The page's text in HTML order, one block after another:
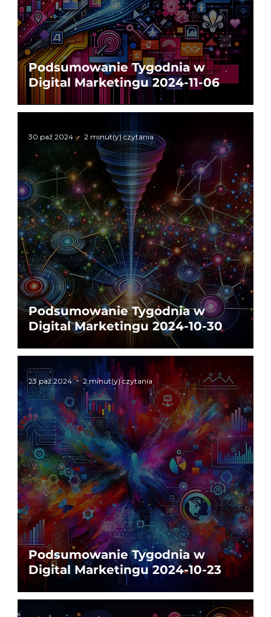
Podsumowanie Tygodnia w
Digital Marketingu 2024-11-06
Podsumowanie Tygodnia w
Digital Marketingu 2024-10-30
30 paź 2024 2 minut(y) czytania
Podsumowanie Tygodnia w
Digital Marketingu 2024-10-23
23 paź 2024 2 minut(y) czytania